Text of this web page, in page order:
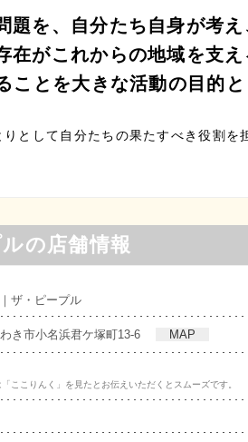
題を、自分たち自身が考
在がこれからの地域を支
とを大きな活動の目的と
として自分たちの果たすべき役割を
の店舗情報
ザ・ピープル
わき市小名浜君ケ塚町13-6 MAP
ここりんく」を見たとお伝えいただくとスムーズです。